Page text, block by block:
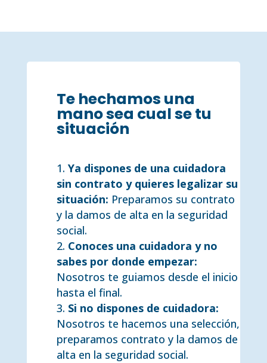
Te hechamos una
mano sea cual se tu
situación
Ya dispones de una cuidadora
sin contrato y quieres legalizar su
situación: Preparamos su contrato
y la damos de alta en la seguridad
social.
Conoces una cuidadora y no
sabes por donde empezar:
Nosotros te guiamos desde el inicio
hasta el final.
Si no dispones de cuidadora:
Nosotros te hacemos una selección,
preparamos contrato y la damos de
alta en la seguridad social.